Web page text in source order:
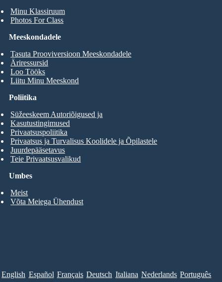
Minu Klassiruum
Photos For Class
Meeskondadele
Tasuta Prooviversioon Meeskondadele
Äriressursid
Loo Tööks
Liitu Minu Meeskond
Umbes
Meist
Võta Meiega Ühendust
Poliitika
Süžeeskeem Autoriõigused ja
Kasutustingimused
Privaatsuspoliitika
Privaatsus ja Turvalisus Koolidele ja Õpilastele
Juurdepääsetavus
Teie Privaatsusvalikud
English Español Français Deutsch Italiana Nederlands Português